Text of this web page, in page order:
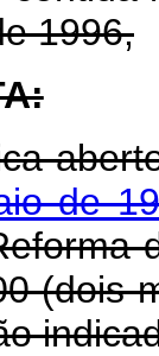
1996,
de
(dois